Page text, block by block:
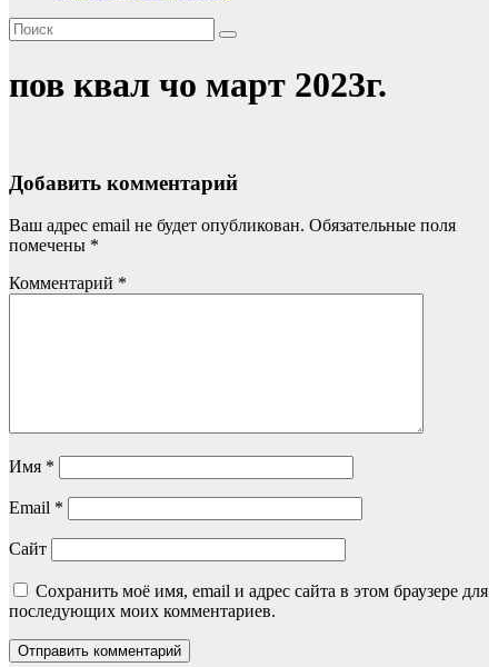
пов квал чо март 2023г.
Добавить комментарий
Ваш адрес email не будет опубликован. Обязательные поля
помечены *
Комментарий *
Имя *
Email *
Сайт
Сохранить моё имя, email и адрес сайта в этом браузере для
последующих моих комментариев.